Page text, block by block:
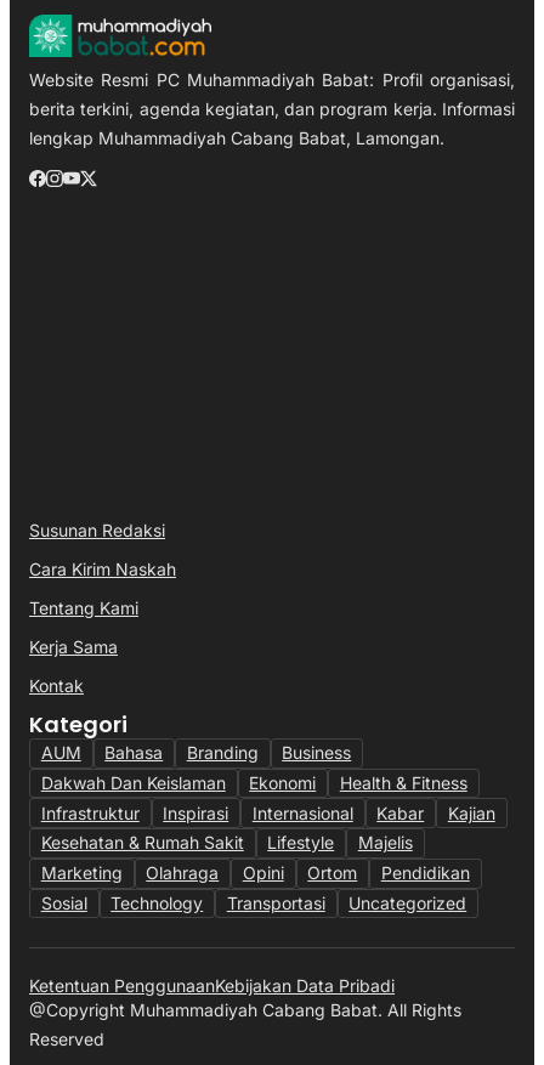
Website Resmi PC Muhammadiyah Babat: Profil organisasi,
berita terkini, agenda kegiatan, dan program kerja. Informasi
lengkap Muhammadiyah Cabang Babat, Lamongan.
Susunan Redaksi
Cara Kirim Naskah
Tentang Kami
Kerja Sama
Kontak
Kategori
AUM Bahasa Branding
Business
Dakwah Dan Keislaman
Ekonomi
Health & Fitness
Infrastruktur
Inspirasi Internasional Kabar
Kajian
Kesehatan & Rumah Sakit
Lifestyle
Majelis
Marketing
Olahraga Opini Ortom
Pendidikan
Sosial
Technology Transportasi Uncategorized
Ketentuan PenggunaanKebijakan Data Pribadi
@Copyright Muhammadiyah Cabang Babat. All Rights
Reserved